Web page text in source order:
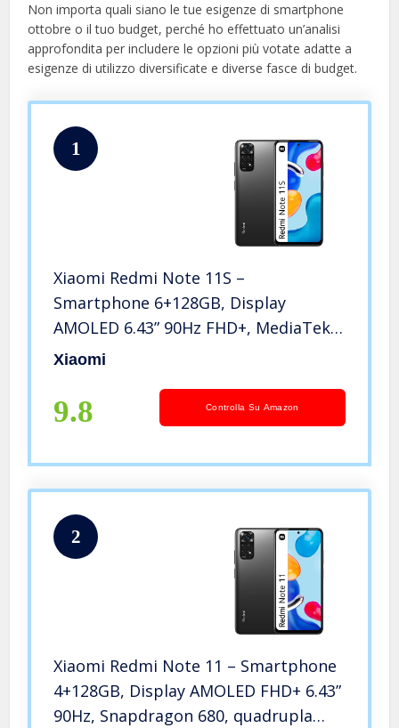
Non importa quali siano le tue esigenze di smartphone
ottobre o il tuo budget, perché ho effettuato un’analisi
approfondita per includere le opzioni più votate adatte a
esigenze di utilizzo diversificate e diverse fasce di budget.
1
Xiaomi Redmi Note 11S –
Smartphone 6+128GB, Display
AMOLED 6.43” 90Hz FHD+, MediaTek
Helio G96, fotocamera professionale
(versione IT + 2 anni di garanzia)
Xiaomi
9.8 Controlla Su Amazon
2
Xiaomi Redmi Note 11 – Smartphone
4+128GB, Display AMOLED FHD+ 6.43”
90Hz, Snapdragon 680, quadrupla